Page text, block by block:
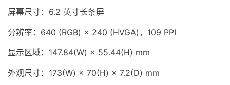
屏幕尺寸：6.2 英寸长条屏
分辨率：640 (RGB) × 240 (HVGA)，109 PPI
显示区域：147.84(W) × 55.44(H) mm
外观尺寸：173(W) × 70(H) × 7.2(D) mm